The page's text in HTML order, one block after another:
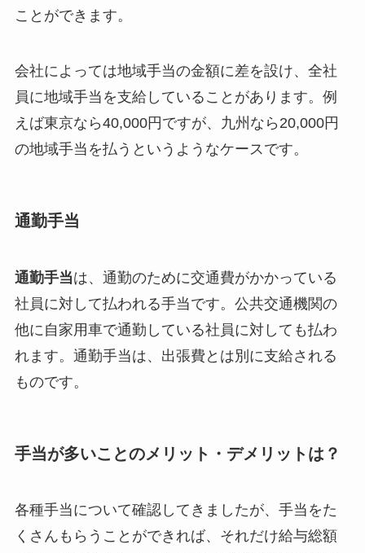
ことができます。
会社によっては地域手当の金額に差を設け、全社
員に地域手当を支給していることがあります。例
えば東京なら40,000円ですが、九州なら20,000円
の地域手当を払うというようなケースです。
通勤手当
通勤手当は、通勤のために交通費がかかっている
社員に対して払われる手当です。公共交通機関の
他に自家用車で通勤している社員に対しても払わ
れます。通勤手当は、出張費とは別に支給される
ものです。
手当が多いことのメリット・デメリットは？
各種手当について確認してきましたが、手当をた
くさんもらうことができれば、それだけ給与総額